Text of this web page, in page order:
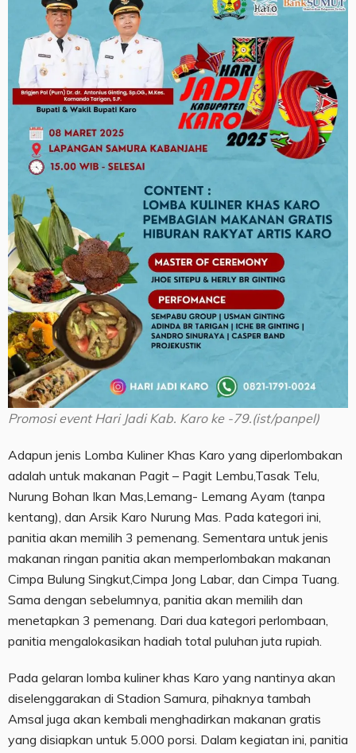
Promosi event Hari Jadi Kab. Karo ke -79.(ist/panpel)
Adapun jenis Lomba Kuliner Khas Karo yang diperlombakan
adalah untuk makanan Pagit – Pagit Lembu,Tasak Telu,
Nurung Bohan Ikan Mas,Lemang- Lemang Ayam (tanpa
kentang), dan Arsik Karo Nurung Mas. Pada kategori ini,
panitia akan memilih 3 pemenang. Sementara untuk jenis
makanan ringan panitia akan memperlombakan makanan
Cimpa Bulung Singkut,Cimpa Jong Labar, dan Cimpa Tuang.
Sama dengan sebelumnya, panitia akan memilih dan
menetapkan 3 pemenang. Dari dua kategori perlombaan,
panitia mengalokasikan hadiah total puluhan juta rupiah.
Pada gelaran lomba kuliner khas Karo yang nantinya akan
diselenggarakan di Stadion Samura, pihaknya tambah
Amsal juga akan kembali menghadirkan makanan gratis
yang disiapkan untuk 5.000 porsi. Dalam kegiatan ini, panitia